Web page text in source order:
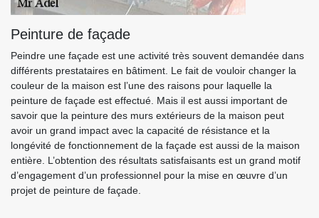
Peinture de façade
Peindre une façade est une activité très souvent demandée dans
différents prestataires en bâtiment. Le fait de vouloir changer la
couleur de la maison est l’une des raisons pour laquelle la
peinture de façade est effectué. Mais il est aussi important de
savoir que la peinture des murs extérieurs de la maison peut
avoir un grand impact avec la capacité de résistance et la
longévité de fonctionnement de la façade est aussi de la maison
entière. L’obtention des résultats satisfaisants est un grand motif
d’engagement d’un professionnel pour la mise en œuvre d’un
projet de peinture de façade.